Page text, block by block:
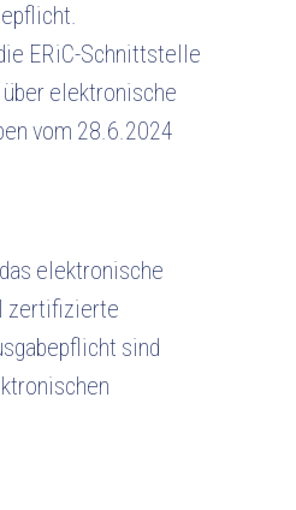
ERiC-Schnittstelle
über elektronische
vom 28.6.2024
elektronische
zertifizierte
sind